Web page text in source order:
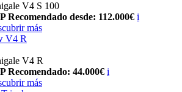
V4 S 100
Recomendado desde: 112.000€ i
más
V4 R
V4 R
Recomendado: 44.000€ i
más